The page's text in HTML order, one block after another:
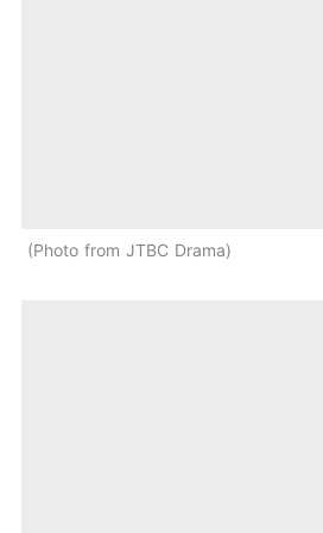
Photo from JTBC Drama